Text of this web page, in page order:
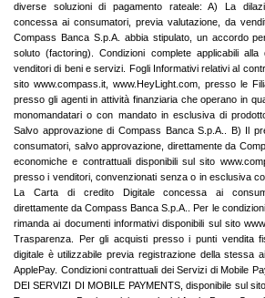
diverse soluzioni di pagamento rateale: A) La
concessa ai consumatori, previa valutazione, da
Compass Banca S.p.A. abbia stipulato, un accordo
soluto (factoring). Condizioni complete applicabili
venditori di beni e servizi. Fogli Informativi relativi al
sito www.compass.it, www.HeyLight.com, presso le
presso gli agenti in attività finanziaria che operano in
monomandatari o con mandato in esclusiva di
Salvo approvazione di Compass Banca S.p.A.. B) Il
consumatori, salvo approvazione, direttamente da
economiche e contrattuali disponibili sul sito
presso i venditori, convenzionati senza o in esclusiva
La Carta di credito Digitale concessa ai
direttamente da Compass Banca S.p.A.. Per le
rimanda ai documenti informativi disponibili sul sito
Trasparenza. Per gli acquisti presso i punti vendita
digitale è utilizzabile previa registrazione della stessa
ApplePay. Condizioni contrattuali dei Servizi di Mobile
DEI SERVIZI DI MOBILE PAYMENTS, disponibile sul